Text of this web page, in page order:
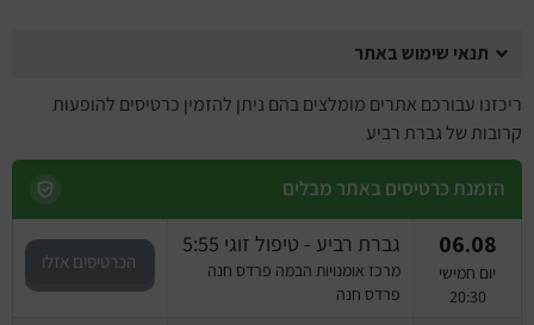
תנאי שימוש באתר
ריכזנו עבורכם אתרים מומלצים בהם ניתן להזמין כרטיסים להופעות
קרובות של גברת רביע
הזמנת כרטיסים באתר מבלים
06.08
יום חמישי
20:30
גברת רביע - טיפול זוגי 5:55
מרכז אומנויות הבמה פרדס חנה
פרדס חנה
הכרטיסים אזלו